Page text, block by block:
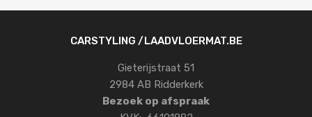
CARSTYLING /LAADVLOERMAT.BE
Gieterijstraat 51
2984 AB Ridderkerk
Bezoek op afspraak